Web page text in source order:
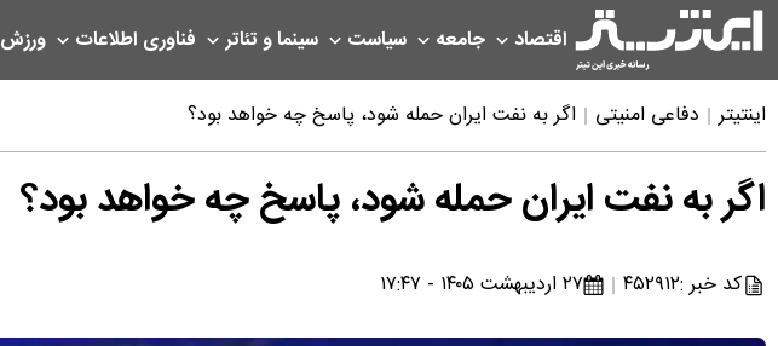
اقتصاد جامعه سیاست سینما و تئاتر فناوری اطلاعات ورزش
اینتیتر دفاعی امنیتی اگر به نفت ایران حمله شود، پاسخ چه خواهد بود؟
اگر به نفت ایران حمله شود، پاسخ چه خواهد بود؟
کد خبر :۴۵۲۹۱۲ ۲۷ اردیبهشت ۱۴۰۵ - ۱۷:۴۷